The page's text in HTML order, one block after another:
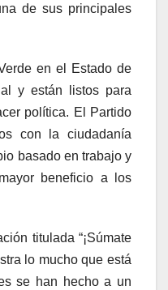
de sus principales
en el Estado de
y están listos para
política. El Partido
con la ciudadanía
basado en trabajo y
beneficio a los
titulada “¡Súmate
lo mucho que está
se han hecho a un